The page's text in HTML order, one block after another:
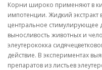
Корни широко применяют в
импотенции. Жидкий экстракт
центральное стимулирующее
выносливость животных и
элеутерококка
действие. В экспериментах
препаратов из листьев